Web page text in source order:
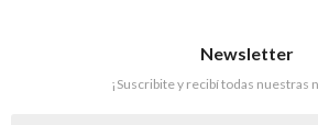
Newsletter
¡Suscribite y recibí todas nuestras